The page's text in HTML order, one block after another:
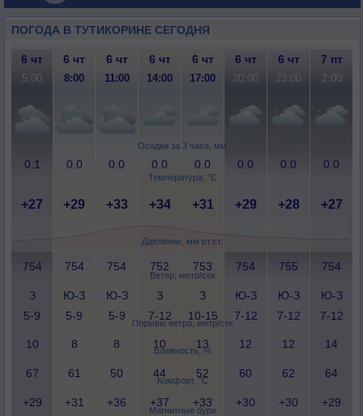
ПОГОДА В ТУТИКОРИНЕ СЕГОДНЯ
Осадки за 3 часа, мм
Температура, °C
Давление, мм рт.ст.
Ветер, метр/сек
Порывы ветра, метр/сек
Влажность, %
Комфорт, °C
Магнитные бури
6 чт 6 чт 6 чт 6 чт 6 чт 6 чт 6 чт 7 пт
5:00 8:00 11:00 14:00 17:00 20:00 23:00 2:00
0.1 0.0 0.0 0.0 0.0 0.0 0.0 0.0
+27 +29 +33 +34 +31 +29 +28 +27
754 754 754 752 753 754 755 754
З
5-9
Ю-З
5-9
Ю-З
5-9
З
7-12
З
10-15
Ю-З
7-12
Ю-З
7-12
Ю-З
7-12
10 8 8 10 13 12 12 14
67 61 50 44 52 60 62 64
+29 +31 +36 +37 +33 +30 +30 +29